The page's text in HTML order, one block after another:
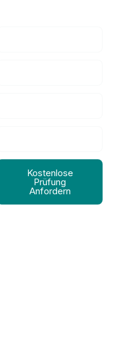
Kostenlose
Prüfung
Anfordern